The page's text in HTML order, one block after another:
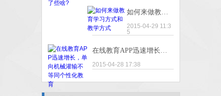
如何来做教育学习方式和教学方式
2015-04-29 11:3
5
在线教育APP迅速增长，单向机械灌输不等同个性化教育
2015-04-28 17:38